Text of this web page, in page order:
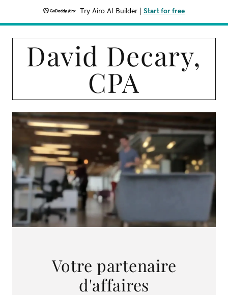
Try Airo AI Builder Start for free
David Decary,
CPA
Votre partenaire
d'affaires